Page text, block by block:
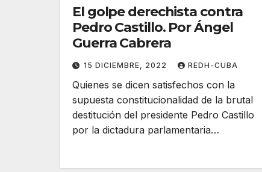
El golpe derechista contra
Pedro Castillo. Por Ángel
Guerra Cabrera
15 DICIEMBRE, 2022 REDH-CUBA
Quienes se dicen satisfechos con la
supuesta constitucionalidad de la brutal
destitución del presidente Pedro Castillo
por la dictadura parlamentaria…